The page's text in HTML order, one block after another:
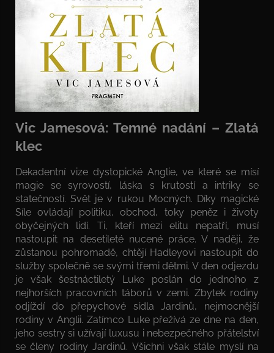
Vic Jamesová: Temné nadání – Zlatá
klec
Dekadentní vize dystopické Anglie, ve které se mísí
magie se syrovostí, láska s krutostí a intriky se
statečností. Svět je v rukou Mocných. Díky magické
Síle ovládají politiku, obchod, toky peněz i životy
obyčejných lidí. Ti, kteří mezi elitu nepatří, musí
nastoupit na desetileté nucené práce. V naději, že
zůstanou pohromadě, chtějí Hadleyovi nastoupit do
služby společně se svými třemi dětmi. V den odjezdu
je však šestnáctiletý Luke poslán do jednoho z
nejhorších pracovních táborů v zemi. Zbytek rodiny
odjíždí do přepychové sídla Jardinů, nejmocnější
rodiny v Anglii. Zatímco Luke přežívá ze dne na den,
jeho sestry si užívají luxusu i nebezpečného přátelství
se členy rodiny Jardinů. Všichni však stále myslí na